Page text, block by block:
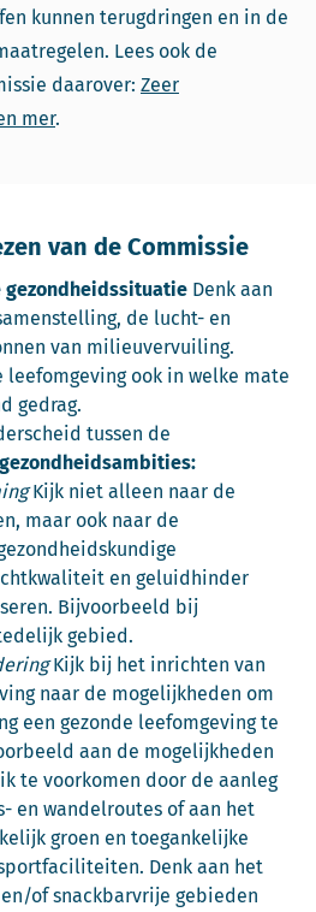
kunnen terugdringen en in de
Lees ook de
daarover: Zeer
mer.
van de Commissie
Denk aan
de lucht- en
van milieuvervuiling.
ook in welke mate
gedrag.
tussen de
Kijk niet alleen naar de
maar ook naar de
en geluidhinder
Bijvoorbeeld bij
gebied.
Kijk bij het inrichten van
naar de mogelijkheden om
een gezonde leefomgeving te
aan de mogelijkheden
te voorkomen door de aanleg
en wandelroutes of aan het
groen en toegankelijke
Denk aan het
of snackbarvrije gebieden